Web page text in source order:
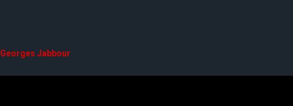
Georges Jabbour